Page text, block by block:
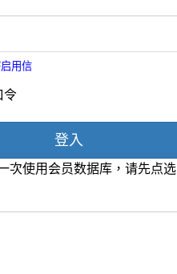
用信
令
登入
次使用会员数据库，请先点选